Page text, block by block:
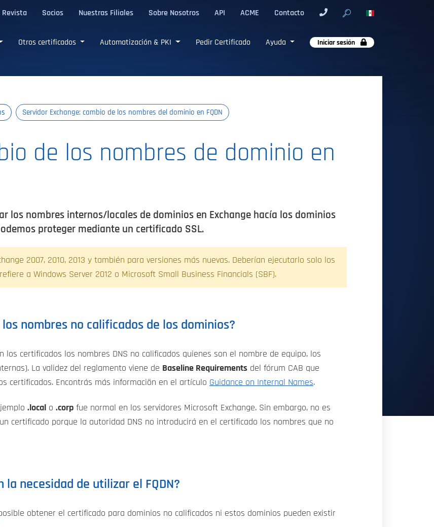
Revista Socios Nuestras Filiales Sobre Nosotros API ACME Contacto
Otros certificados Automatización & PKI Pedir Certificado Ayuda Iniciar sesión
Servidor Exchange: cambio de los nombres del dominio en FQDN
de los nombres de dominio en
los nombres internos/locales de dominios en Exchange hacía los dominios
proteger mediante un certificado SSL.
2007, 2010, 2013 y también para versiones más nuevas. Deberían ejecutarlo solo los
a Windows Server 2012 o Microsoft Small Business Financials (SBF).
nombres no calificados de los dominios?
los certificados los nombres DNS no calificados quienes son el nombre de equipo, los
La validez del reglamento viene de Baseline Requirements del fórum CAB que
certificados. Encontrás más informaciön en el artículo Guidance on Internal Names.
.local o .corp fue normal en los servidores Microsoft Exchange. Sin embargo, no es
certificado porque la autoridad DNS no introducirá en el certificado los nombres que no
necesidad de utilizar el FQDN?
obtener el certificado para dominios no calificados ni estos dominios pueden existir